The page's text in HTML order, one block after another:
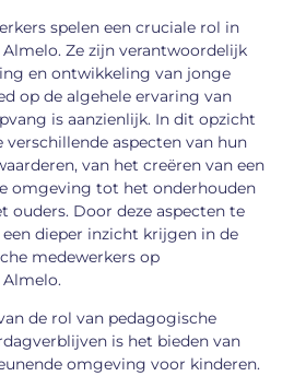
spelen een cruciale rol in
Ze zijn verantwoordelijk
en ontwikkeling van jonge
op de algehele ervaring van
is aanzienlijk. In dit opzicht
verschillende aspecten van hun
van het creëren van een
omgeving tot het onderhouden
ouders. Door deze aspecten te
dieper inzicht krijgen in de
medewerkers op
de rol van pedagogische
is het bieden van
omgeving voor kinderen.